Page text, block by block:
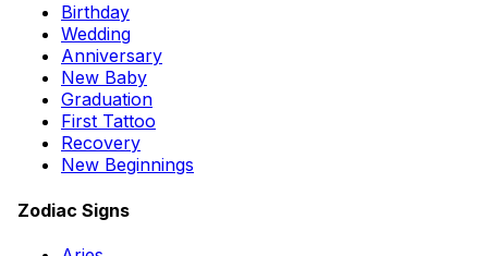
Birthday
Wedding
Anniversary
New Baby
Graduation
First Tattoo
Recovery
New Beginnings
Zodiac Signs